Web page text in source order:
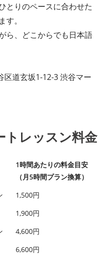
とりのペースに合わせた
。
ら、どこからでも日本語
区道玄坂1-12-3 渋谷マー
トレッスン料金
1時間あたりの料金目安
（月5時間プラン換算）
1,500円
1,900円
4,600円
6,600円